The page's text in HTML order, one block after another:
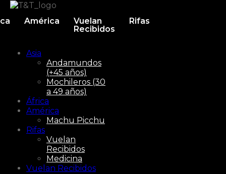
América
Vuelan
Recibidos
Rifas
Asia
Andamundos
(+45 años)
Mochileros (30
a 49 años)
África
América
Machu Picchu
Rifas
Vuelan
Recibidos
Medicina
Vuelan Recibidos